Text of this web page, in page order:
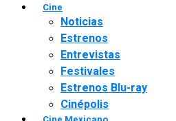
Cine
Noticias
Estrenos
Entrevistas
Festivales
Estrenos Blu-ray
Cinépolis